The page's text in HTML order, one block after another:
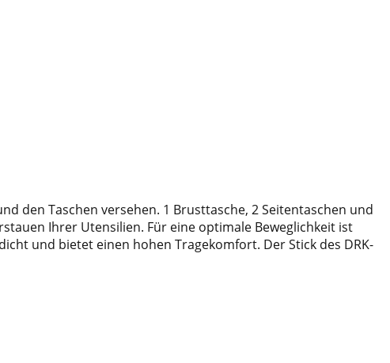
den Taschen versehen. 1 Brusttasche, 2 Seitentaschen und
Ihrer Utensilien. Für eine optimale Beweglichkeit ist
und bietet einen hohen Tragekomfort. Der Stick des DRK-